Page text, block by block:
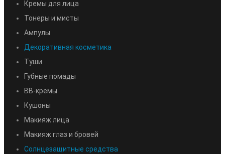
Кремы для лица
Тонеры и мисты
Ампулы
Декоративная косметика
Туши
Губные помады
BB-кремы
Кушоны
Макияж лица
Макияж глаз и бровей
Солнцезащитные средства